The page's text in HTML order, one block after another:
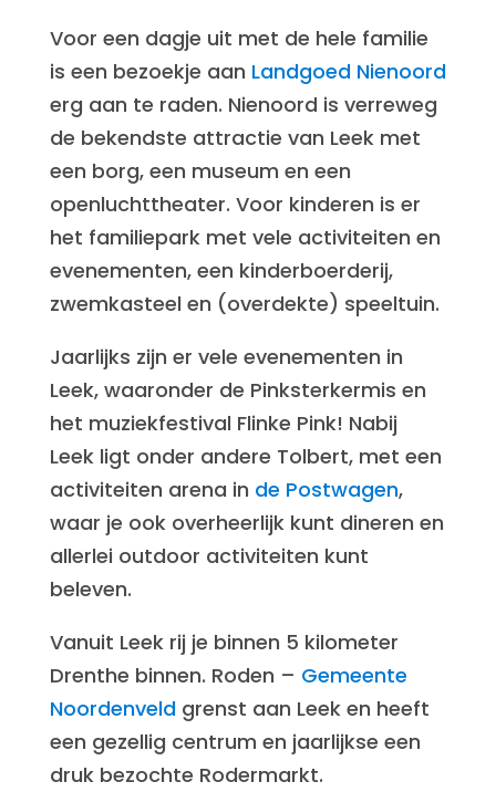
Voor een dagje uit met de hele familie
is een bezoekje aan Landgoed Nienoord
erg aan te raden. Nienoord is verreweg
de bekendste attractie van Leek met
een borg, een museum en een
openluchttheater. Voor kinderen is er
het familiepark met vele activiteiten en
evenementen, een kinderboerderij,
zwemkasteel en (overdekte) speeltuin.
Jaarlijks zijn er vele evenementen in
Leek, waaronder de Pinksterkermis en
het muziekfestival Flinke Pink! Nabij
Leek ligt onder andere Tolbert, met een
activiteiten arena in de Postwagen,
waar je ook overheerlijk kunt dineren en
allerlei outdoor activiteiten kunt
beleven.
Vanuit Leek rij je binnen 5 kilometer
Drenthe binnen. Roden – Gemeente
Noordenveldgrenst aan Leek en heeft
een gezellig centrum en jaarlijkse een
druk bezochte Rodermarkt.